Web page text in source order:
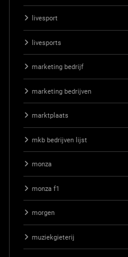
livesport
livesports
marketing bedrijf
marketing bedrijven
marktplaats
mkb bedrijven lijst
monza
monza f1
morgen
muziekgieterij